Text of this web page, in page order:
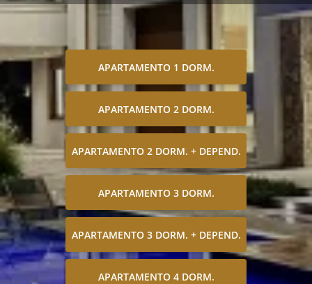
APARTAMENTO 1 DORM.
APARTAMENTO 2 DORM.
APARTAMENTO 2 DORM. + DEPEND.
APARTAMENTO 3 DORM.
APARTAMENTO 3 DORM. + DEPEND.
APARTAMENTO 4 DORM.